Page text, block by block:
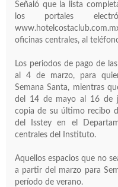
Señaló que la lista
los portales
oficinas centrales, al
Los periodos de pago de
al 4 de marzo, para
Semana Santa, mientras
del 14 de mayo al 16 de
copia de su último recibo
del Isstey en el
centrales del Instituto.
Aquellos espacios que no
a partir del marzo para
período de verano.